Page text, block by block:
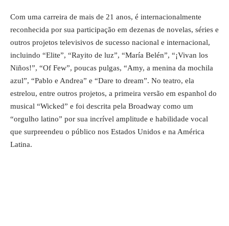
Com uma carreira de mais de 21 anos, é internacionalmente
reconhecida por sua participação em dezenas de novelas, séries e
outros projetos televisivos de sucesso nacional e internacional,
incluindo “Elite”, “Rayito de luz”, “María Belén”, “¡Vivan los
Niños!”, “Of Few”, poucas pulgas, “Amy, a menina da mochila
azul”, “Pablo e Andrea” e “Dare to dream”. No teatro, ela
estrelou, entre outros projetos, a primeira versão em espanhol do
musical “Wicked” e foi descrita pela Broadway como um
“orgulho latino” por sua incrível amplitude e habilidade vocal
que surpreendeu o público nos Estados Unidos e na América
Latina.